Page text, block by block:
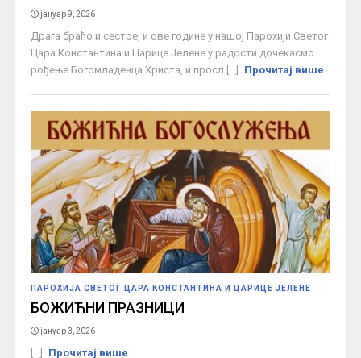
јануар 9, 2026
Драга браћо и сестре, и ове године у нашој Парохији Светог
Цара Константина и Царице Јелене у радости дочекасмо
рођење Богомладенца Христа, и просл [...]
Прочитај више
ПАРОХИЈА СВЕТОГ ЦАРА КОНСТАНТИНА И ЦАРИЦЕ ЈЕЛЕНЕ
БОЖИЋНИ ПРАЗНИЦИ
јануар 3, 2026
[...] Прочитај више